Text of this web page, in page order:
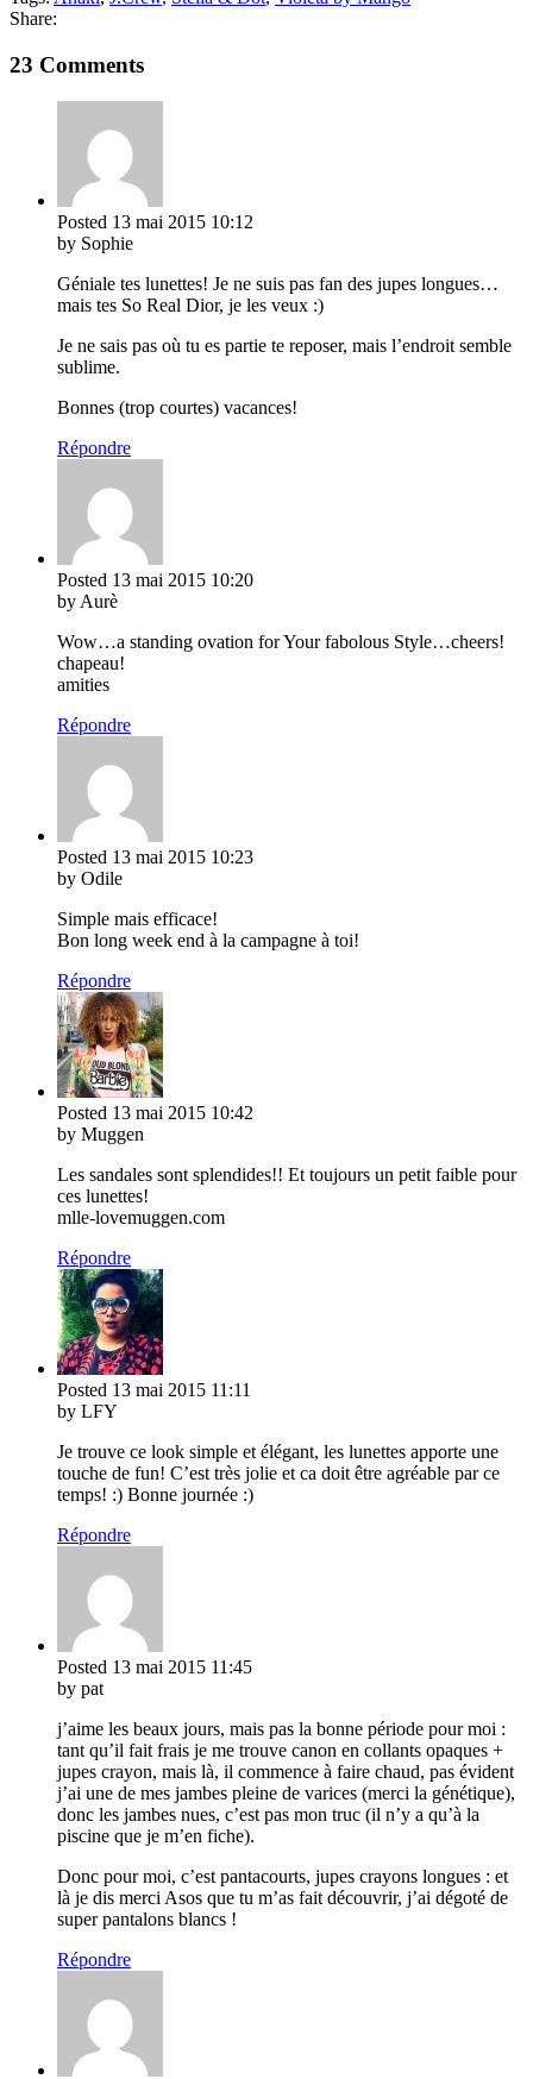
Share:
23 Comments
Posted 13 mai 2015 10:12
by Sophie
Géniale tes lunettes! Je ne suis pas fan des jupes longues…
mais tes So Real Dior, je les veux :)
Je ne sais pas où tu es partie te reposer, mais l’endroit semble
sublime.
Bonnes (trop courtes) vacances!
Répondre
Posted 13 mai 2015 10:20
by Aurè
Wow…a standing ovation for Your fabolous Style…cheers!
chapeau!
amities
Répondre
Posted 13 mai 2015 10:23
by Odile
Simple mais efficace!
Bon long week end à la campagne à toi!
Répondre
Posted 13 mai 2015 10:42
by Muggen
Les sandales sont splendides!! Et toujours un petit faible pour
ces lunettes!
mlle-lovemuggen.com
Répondre
Posted 13 mai 2015 11:11
by LFY
Je trouve ce look simple et élégant, les lunettes apporte une
touche de fun! C’est très jolie et ca doit être agréable par ce
temps! :) Bonne journée :)
Répondre
Posted 13 mai 2015 11:45
by pat
j’aime les beaux jours, mais pas la bonne période pour moi :
tant qu’il fait frais je me trouve canon en collants opaques +
jupes crayon, mais là, il commence à faire chaud, pas évident
j’ai une de mes jambes pleine de varices (merci la génétique),
donc les jambes nues, c’est pas mon truc (il n’y a qu’à la
piscine que je m’en fiche).
Donc pour moi, c’est pantacourts, jupes crayons longues : et
là je dis merci Asos que tu m’as fait découvrir, j’ai dégoté de
super pantalons blancs !
Répondre